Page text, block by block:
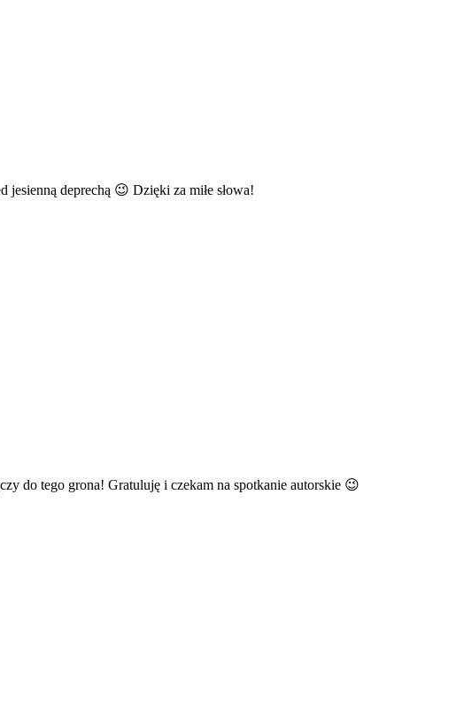
jesienną deprechą 😉 Dzięki za miłe słowa!
do tego grona! Gratuluję i czekam na spotkanie autorskie 😉